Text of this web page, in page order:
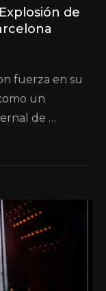
de
fuerza en su
un
de …